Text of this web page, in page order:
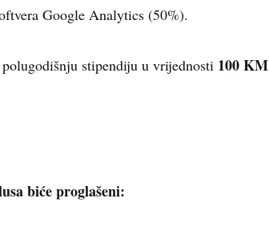
Google Analytics (50%).
stipendiju u vrijednosti 100 KM
biće proglašeni: